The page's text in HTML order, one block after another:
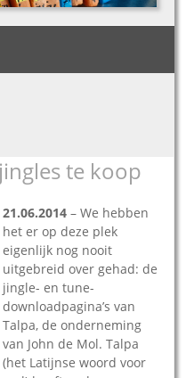
te koop
21.06.2014 – We hebben
het er op deze plek
eigenlijk nog nooit
uitgebreid over gehad: de
jingle- en tune-
downloadpagina’s van
Talpa, de onderneming
van John de Mol. Talpa
(het Latijnse woord voor